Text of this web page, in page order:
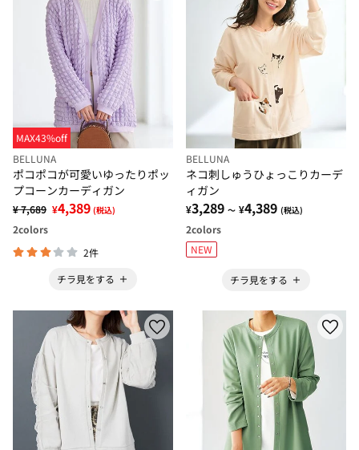
MAX43%off
BELLUNA
ポコポコが可愛いゆったりポッ
プコーンカーディガン
¥ 7,689 ¥4,389 (税込)
2colors
2件
チラ見をする
BELLUNA
ネコ刺しゅうひょっこりカーデ
ィガン
¥3,289 ～ ¥4,389 (税込)
2colors
NEW
チラ見をする